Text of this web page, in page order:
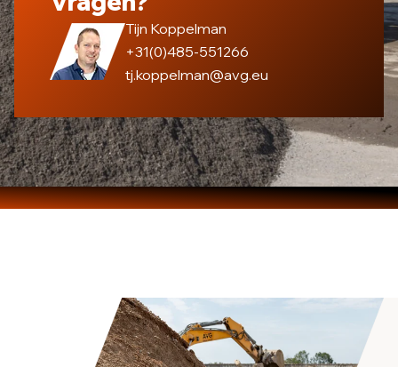
Tijn Koppelman
+31(0)485-551266
tj.koppelman@avg.eu